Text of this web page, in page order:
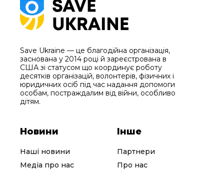
Save Ukraine — це благодійна організація,
заснована у 2014 році й зареєстрована в
США зі статусом що координує роботу
десятків організацій, волонтерів, фізичних і
юридичних осіб під час надання допомоги
особам, постраждалим від війни, особливо
дітям.
Новини
Наші новини
Медіа про нас
Інше
Партнери
Про нас